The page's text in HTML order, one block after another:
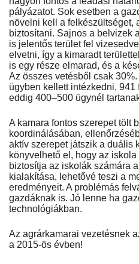
pályázatot. Sok esetben a
növelni kell a felkészültséget,
biztosítani. Sajnos a belvizek
is jelentős terület fel
elvetni, így a kimaradt
is egy része elmarad, és a
Az összes vetésből csak
ügyben kellett intézkedni,
eddig 400–500 ügynél
A kamara fontos szerepet tölt
koordinálásában,
aktív szerepet játszik a duális
könyvelhető el, hogy az
biztosítja az iskolák számára
kialakítása, lehetővé teszi a
eredményeit. A problémás
gazdáknak is. Jó lenne ha
technológiákban.
Az agrárkamarai vezetésnek
a 2015-ös évben!